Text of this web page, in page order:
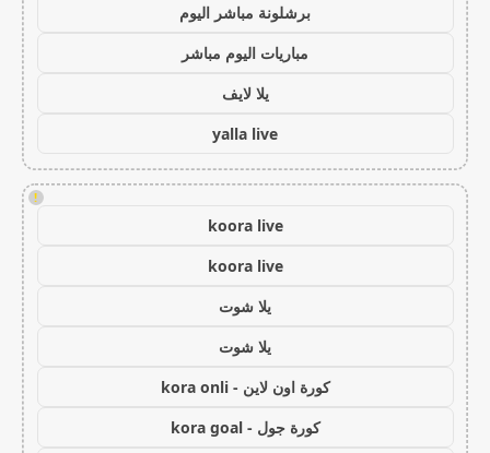
برشلونة مباشر اليوم
مباريات اليوم مباشر
يلا لايف
yalla live
!
koora live
koora live
يلا شوت
يلا شوت
كورة اون لاين - kora onli
كورة جول - kora goal